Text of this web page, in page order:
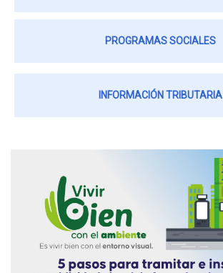
PROGRAMAS SOCIALES
INFORMACIÓN TRIBUTARIA